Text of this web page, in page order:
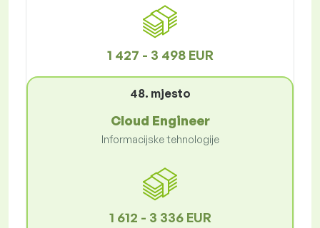
1 427 - 3 498 EUR
48. mjesto
Cloud Engineer
Informacijske tehnologije
1 612 - 3 336 EUR